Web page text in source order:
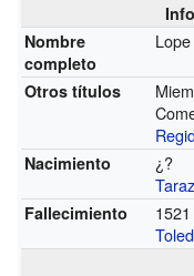
Nombre
completo
Otros títulos
Nacimiento
¿?
Fallecimiento
1521